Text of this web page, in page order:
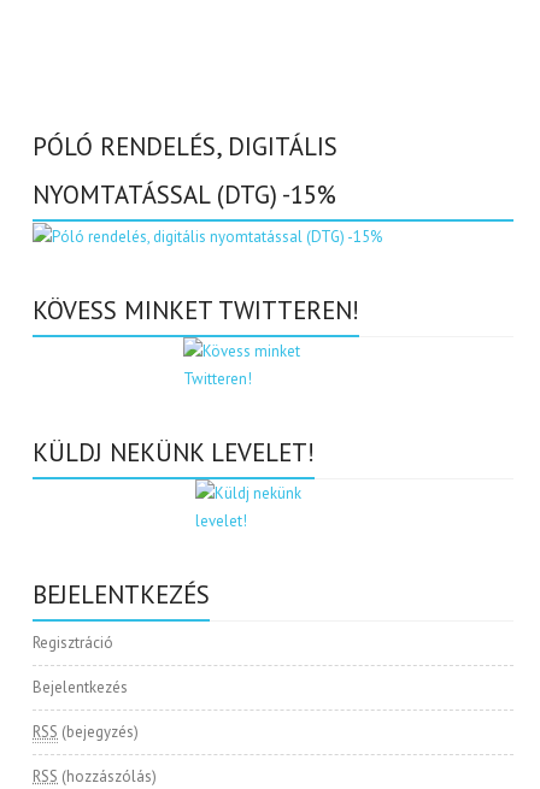
PÓLÓ RENDELÉS, DIGITÁLIS
NYOMTATÁSSAL (DTG) -15%
KÖVESS MINKET TWITTEREN!
KÜLDJ NEKÜNK LEVELET!
BEJELENTKEZÉS
Regisztráció
Bejelentkezés
RSS (bejegyzés)
RSS (hozzászólás)